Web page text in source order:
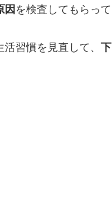
因 を検査してもらって
習慣を見直して、 下